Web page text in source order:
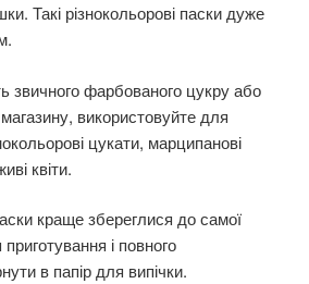
Такі різнокольорові паски дуже
фарбованого цукру або
використовуйте для
цукати, марципанові
квіти.
краще збереглися до самої
і повного
в папір для випічки.